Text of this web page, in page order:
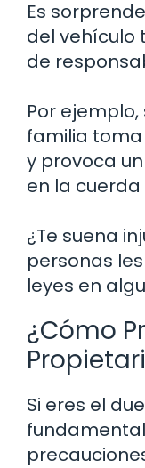
Es
del vehículo
de
Por
familia toma
y provoca
en la cuerda
¿Te suena
personas
leyes en
¿Cómo
Si eres el